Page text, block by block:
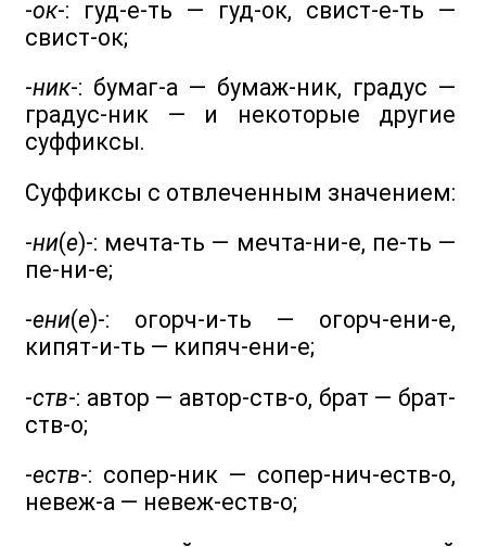
-ок-: гуд-е-ть — гуд-ок, свист-е-ть —
свист-ок;
-ник-: бумаг-а — бумаж-ник, градус —
градус-ник — и некоторые другие
суффиксы.
Суффиксы с отвлеченным значением:
-ни(е)-: мечта-ть — мечта-ни-е, пе-ть —
пе-ни-е;
-ени(е)-: огорч-и-ть — огорч-ени-е,
кипят-и-ть — кипяч-ени-е;
-ств-: автор — автор-ств-о, брат — брат-
ств-о;
-еств-: сопер-ник — сопер-нич-еств-о,
невеж-а — невеж-еств-о;